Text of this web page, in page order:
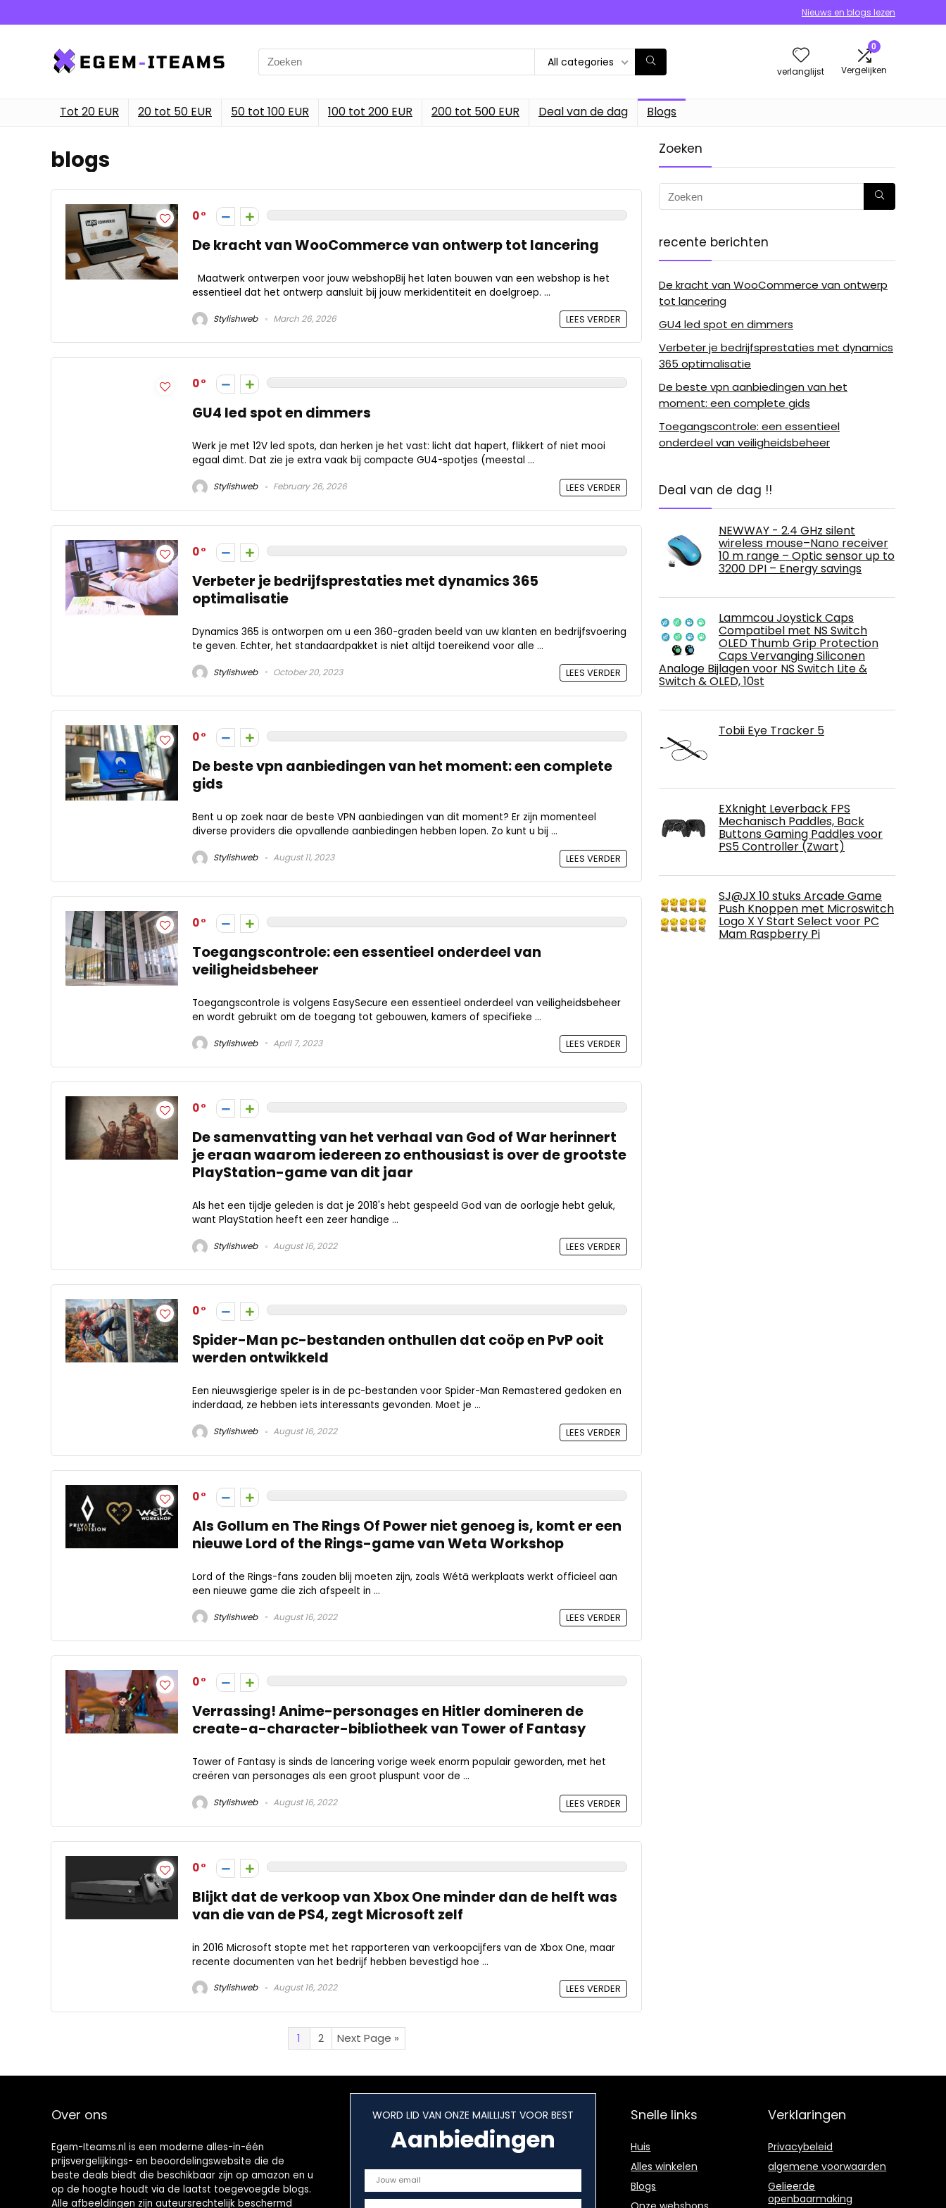
Nieuws en blogs lezen
Search
for:
All categories
verlanglijst
0
Vergelijken
Tot 20 EUR 20 tot 50 EUR 50 tot 100 EUR 100 tot 200 EUR 200 tot 500 EUR Deal van de dag Blogs
blogs
0
De kracht van WooCommerce van ontwerp tot lancering
Maatwerk ontwerpen voor jouw webshopBij het laten bouwen van een webshop is het
essentieel dat het ontwerp aansluit bij jouw merkidentiteit en doelgroep. ...
Stylishweb March 26, 2026 LEES VERDER
0
GU4 led spot en dimmers
Werk je met 12V led spots, dan herken je het vast: licht dat hapert, flikkert of niet mooi
egaal dimt. Dat zie je extra vaak bij compacte GU4-spotjes (meestal ...
Stylishweb February 26, 2026 LEES VERDER
0
Verbeter je bedrijfsprestaties met dynamics 365
optimalisatie
Dynamics 365 is ontworpen om u een 360-graden beeld van uw klanten en bedrijfsvoering
te geven. Echter, het standaardpakket is niet altijd toereikend voor alle ...
Stylishweb October 20, 2023 LEES VERDER
0
De beste vpn aanbiedingen van het moment: een complete
gids
Bent u op zoek naar de beste VPN aanbiedingen van dit moment? Er zijn momenteel
diverse providers die opvallende aanbiedingen hebben lopen. Zo kunt u bij ...
Stylishweb August 11, 2023 LEES VERDER
0
Toegangscontrole: een essentieel onderdeel van
veiligheidsbeheer
Toegangscontrole is volgens EasySecure een essentieel onderdeel van veiligheidsbeheer
en wordt gebruikt om de toegang tot gebouwen, kamers of specifieke ...
Stylishweb April 7, 2023 LEES VERDER
0
De samenvatting van het verhaal van God of War herinnert
je eraan waarom iedereen zo enthousiast is over de grootste
PlayStation-game van dit jaar
Als het een tijdje geleden is dat je 2018's hebt gespeeld God van de oorlogje hebt geluk,
want PlayStation heeft een zeer handige ...
Stylishweb August 16, 2022 LEES VERDER
0
Spider-Man pc-bestanden onthullen dat coöp en PvP ooit
werden ontwikkeld
Een nieuwsgierige speler is in de pc-bestanden voor Spider-Man Remastered gedoken en
inderdaad, ze hebben iets interessants gevonden. Moet je ...
Stylishweb August 16, 2022 LEES VERDER
0
Als Gollum en The Rings Of Power niet genoeg is, komt er een
nieuwe Lord of the Rings-game van Weta Workshop
Lord of the Rings-fans zouden blij moeten zijn, zoals Wétā werkplaats werkt officieel aan
een nieuwe game die zich afspeelt in ...
Stylishweb August 16, 2022 LEES VERDER
0
Verrassing! Anime-personages en Hitler domineren de
create-a-character-bibliotheek van Tower of Fantasy
Tower of Fantasy is sinds de lancering vorige week enorm populair geworden, met het
creëren van personages als een groot pluspunt voor de ...
Stylishweb August 16, 2022 LEES VERDER
0
Blijkt dat de verkoop van Xbox One minder dan de helft was
van die van de PS4, zegt Microsoft zelf
in 2016 Microsoft stopte met het rapporteren van verkoopcijfers van de Xbox One, maar
recente documenten van het bedrijf hebben bevestigd hoe ...
Stylishweb August 16, 2022 LEES VERDER
1 2 Next Page »
Zoeken
recente berichten
De kracht van WooCommerce van ontwerp
tot lancering
GU4 led spot en dimmers
Verbeter je bedrijfsprestaties met dynamics
365 optimalisatie
De beste vpn aanbiedingen van het
moment: een complete gids
Toegangscontrole: een essentieel
onderdeel van veiligheidsbeheer
Deal van de dag !!
NEWWAY - 2.4 GHz silent
wireless mouse–Nano receiver
10 m range – Optic sensor up to
3200 DPI – Energy savings
Lammcou Joystick Caps
Compatibel met NS Switch
OLED Thumb Grip Protection
Caps Vervanging Siliconen
Analoge Bijlagen voor NS Switch Lite &
Switch & OLED, 10st
Tobii Eye Tracker 5
EXknight Leverback FPS
Mechanisch Paddles, Back
Buttons Gaming Paddles voor
PS5 Controller (Zwart)
SJ@JX 10 stuks Arcade Game
Push Knoppen met Microswitch
Logo X Y Start Select voor PC
Mam Raspberry Pi
Over ons
Egem-Iteams.nl is een moderne alles-in-één
prijsvergelijkings- en beoordelingswebsite die de
beste deals biedt die beschikbaar zijn op amazon en u
op de hoogte houdt via de laatst toegevoegde blogs.
Alle afbeeldingen zijn auteursrechtelijk beschermd
WORD LID VAN ONZE MAILLIJST VOOR BEST
Aanbiedingen
Snelle links
Huis
Alles winkelen
Blogs
Verklaringen
Privacybeleid
algemene voorwaarden
Gelieerde
openbaarmaking